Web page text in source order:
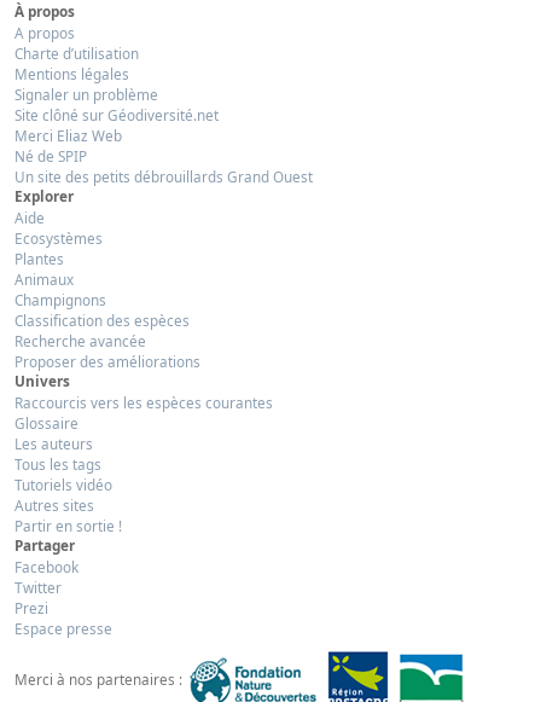
À propos
A propos
Charte d’utilisation
Mentions légales
Signaler un problème
Site clôné sur Géodiversité.net
Merci Eliaz Web
Né de SPIP
Un site des petits débrouillards Grand Ouest
Explorer
Aide
Ecosystèmes
Plantes
Animaux
Champignons
Classification des espèces
Recherche avancée
Proposer des améliorations
Univers
Raccourcis vers les espèces courantes
Glossaire
Les auteurs
Tous les tags
Tutoriels vidéo
Autres sites
Partir en sortie !
Partager
Facebook
Twitter
Prezi
Espace presse
Merci à nos partenaires :